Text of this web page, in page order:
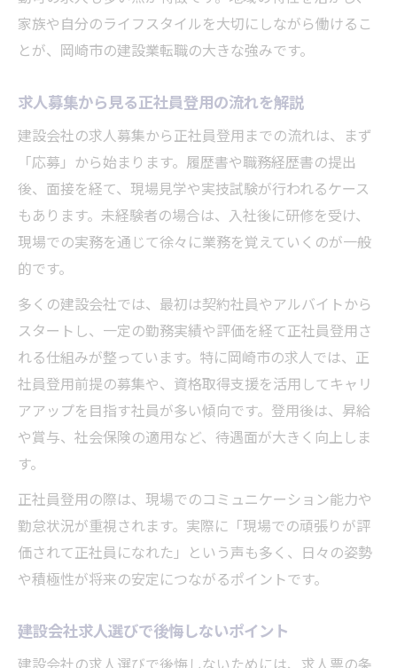
家族や自分のライフスタイルを大切にしながら働けるこ
とが、岡崎市の建設業転職の大きな強みです。
求人募集から見る正社員登用の流れを解説
建設会社の求人募集から正社員登用までの流れは、まず
「応募」から始まります。履歴書や職務経歴書の提出
後、面接を経て、現場見学や実技試験が行われるケース
もあります。未経験者の場合は、入社後に研修を受け、
現場での実務を通じて徐々に業務を覚えていくのが一般
的です。
多くの建設会社では、最初は契約社員やアルバイトから
スタートし、一定の勤務実績や評価を経て正社員登用さ
れる仕組みが整っています。特に岡崎市の求人では、正
社員登用前提の募集や、資格取得支援を活用してキャリ
アアップを目指す社員が多い傾向です。登用後は、昇給
や賞与、社会保険の適用など、待遇面が大きく向上しま
す。
正社員登用の際は、現場でのコミュニケーション能力や
勤怠状況が重視されます。実際に「現場での頑張りが評
価されて正社員になれた」という声も多く、日々の姿勢
や積極性が将来の安定につながるポイントです。
建設会社求人選びで後悔しないポイント